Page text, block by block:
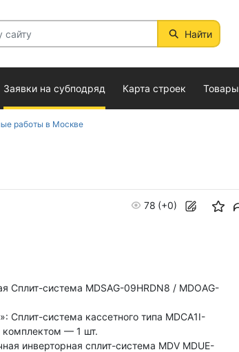
Найти
Заявки на субподряд Карта строек Товары
работы в Москве
78 (+0)
Сплит-система MDSAG-09HRDN8 / MDOAG-
система кассетного типа MDCA1I-
комплектом — 1 шт.
инверторная сплит-система MDV MDUE-